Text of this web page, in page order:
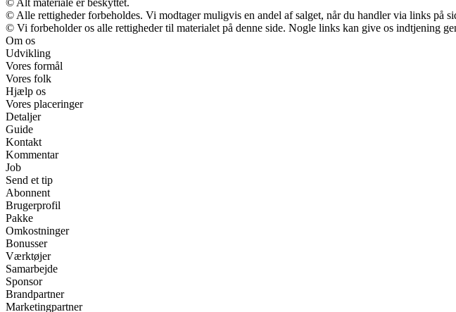
© Alt materiale er beskyttet.
© Alle rettigheder forbeholdes. Vi modtager muligvis en andel af salget, når du handler via links på
© Vi forbeholder os alle rettigheder til materialet på denne side. Nogle links kan give os indtjening
Om os
Udvikling
Vores formål
Vores folk
Hjælp os
Vores placeringer
Detaljer
Guide
Kontakt
Kommentar
Job
Send et tip
Abonnent
Brugerprofil
Pakke
Omkostninger
Bonusser
Værktøjer
Samarbejde
Sponsor
Brandpartner
Marketingpartner